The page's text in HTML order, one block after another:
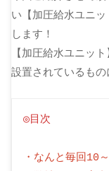
い【加圧給水ユニ
します！
【加圧給水ユニッ
設置されているもの
◎目次
・なんと毎回10